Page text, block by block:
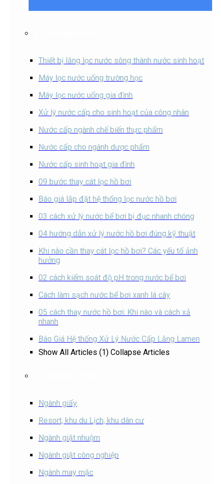
Thiết bị lắng lọc nước sông thành nước sinh hoạt
Máy lọc nước uống trường học
Máy lọc nước uống gia đình
Xử lý nước cấp cho sinh hoạt của công nhân
Nước cấp ngành chế biến thực phẩm
Nước cấp cho ngành dược phẩm
Nước cấp sinh hoạt gia đình
09 bước thay cát lọc hồ bơi
Báo giá lắp đặt hệ thống lọc nước hồ bơi
03 cách xử lý nước bể bơi bị đục nhanh chóng
04 hướng dẫn xử lý nước hồ bơi đúng kỹ thuật
Khi nào cần thay cát lọc hồ bơi? Các yếu tố ảnh
hưởng
02 cách kiểm soát độ pH trong nước bể bơi
Cách làm sạch nước bể bơi xanh lá cây
05 cách thay nước hồ bơi: Khi nào và cách xả
nhanh
Báo Giá Hệ thống Xử Lý Nước Cấp Lắng Lamen
Show All Articles (1) Collapse Articles
Ngành giấy
Resort, khu du Lịch, khu dân cư
Ngành giặt nhuộm
Ngành giặt công nghiệp
Ngành may mặc